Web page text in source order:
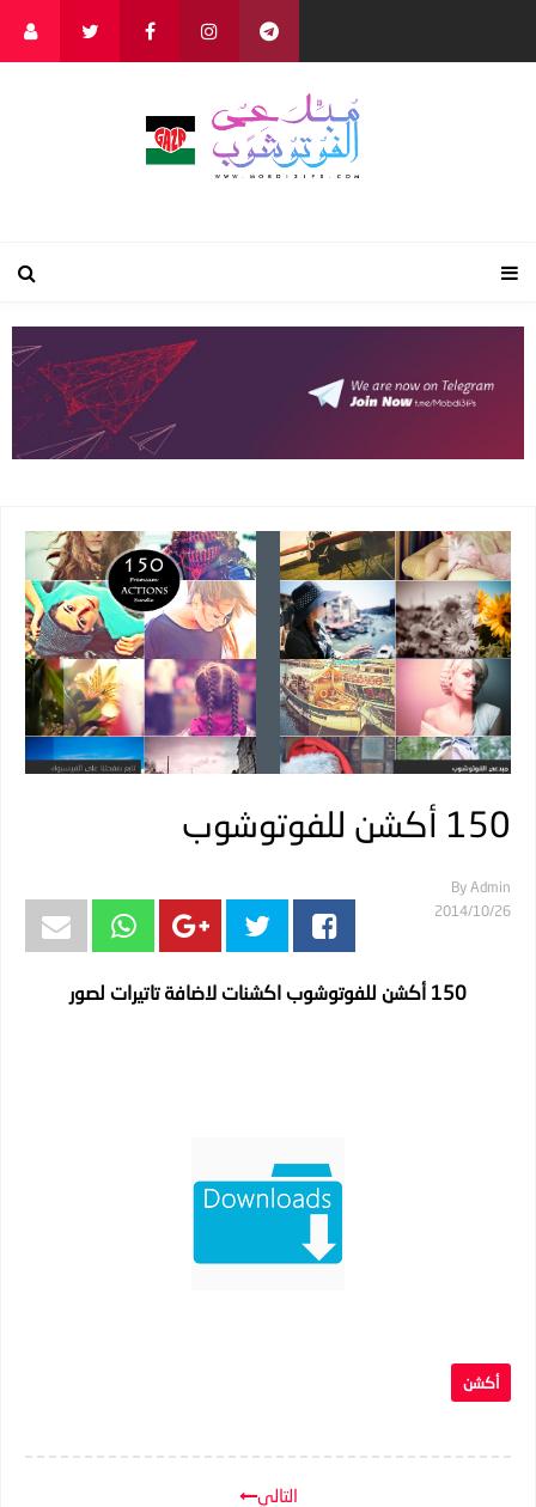
150 أكشن للفوتوشوب
By Admin
26‏/10‏/2014
150 أكشن للفوتوشوب اكشنات لاضافة تاتيرات لصور
أكشن
التالي